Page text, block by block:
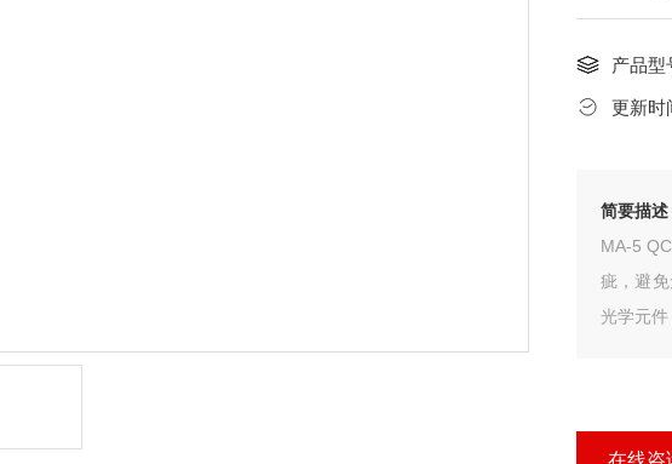
产品型
更新时
简要描述
MA-5
疵，避
光学元
在线咨